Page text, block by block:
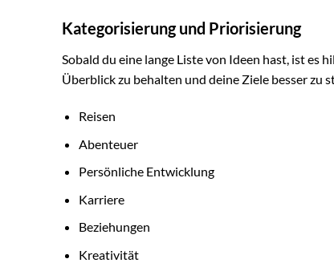
Kategorisierung und Priorisierung
Sobald du eine lange Liste von Ideen hast, ist es
Überblick zu behalten und deine Ziele besser
Reisen
Abenteuer
Persönliche Entwicklung
Karriere
Beziehungen
Kreativität